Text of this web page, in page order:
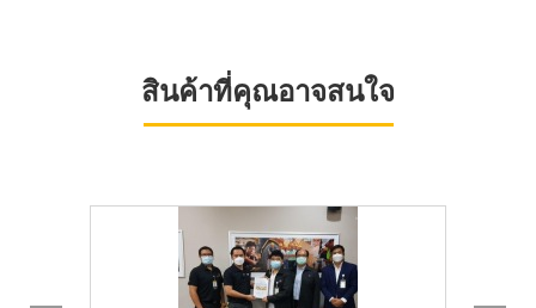
สินค้าที่คุณอาจสนใจ